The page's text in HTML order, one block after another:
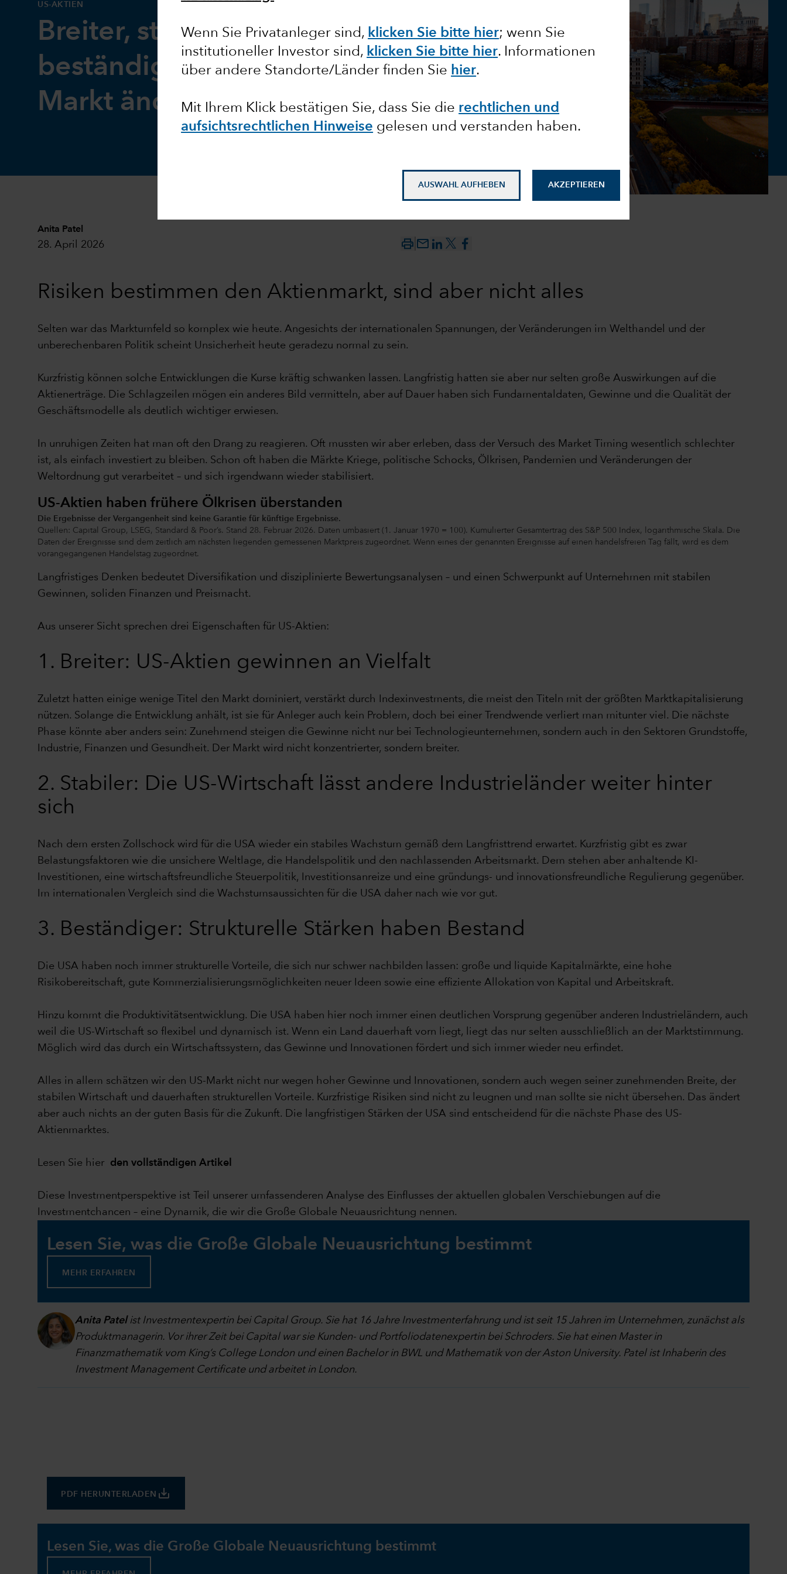
Wenn Sie Privatanleger sind, klicken Sie bitte hier; wenn Sie
institutioneller Investor sind, klicken Sie bitte hier. Informationen
über andere Standorte/Länder finden Sie hier.
Mit Ihrem Klick bestätigen Sie, dass Sie die rechtlichen und
aufsichtsrechtlichen Hinweise gelesen und verstanden haben.
AUSWAHL AUFHEBEN AKZEPTIEREN
US-AKTIEN
Breiter, stabiler,
beständiger: Der US-
Markt ändert sich
Anita Patel
28. April 2026 mail_outline
Risiken bestimmen den Aktienmarkt, sind aber nicht alles
Selten war das Marktumfeld so komplex wie heute. Angesichts der internationalen Spannungen, der Veränderungen im Welthandel und der
unberechenbaren Politik scheint Unsicherheit heute geradezu normal zu sein.
Kurzfristig können solche Entwicklungen die Kurse kräftig schwanken lassen. Langfristig hatten sie aber nur selten große Auswirkungen auf die
Aktienerträge. Die Schlagzeilen mögen ein anderes Bild vermitteln, aber auf Dauer haben sich Fundamentaldaten, Gewinne und die Qualität der
Geschäftsmodelle als deutlich wichtiger erwiesen.
In unruhigen Zeiten hat man oft den Drang zu reagieren. Oft mussten wir aber erleben, dass der Versuch des Market Timing wesentlich schlechter
ist, als einfach investiert zu bleiben. Schon oft haben die Märkte Kriege, politische Schocks, Ölkrisen, Pandemien und Veränderungen der
Weltordnung gut verarbeitet – und sich irgendwann wieder stabilisiert.
US-Aktien haben frühere Ölkrisen überstanden
Die Ergebnisse der Vergangenheit sind keine Garantie für künftige Ergebnisse.
Quellen: Capital Group, LSEG, Standard & Poor’s. Stand 28. Februar 2026. Daten umbasiert (1. Januar 1970 = 100). Kumulierter Gesamtertrag des S&P 500 Index, logarithmische Skala. Die
Daten der Ereignisse sind dem zeitlich am nächsten liegenden gemessenen Marktpreis zugeordnet. Wenn eines der genannten Ereignisse auf einen handelsfreien Tag fällt, wird es dem
vorangegangenen Handelstag zugeordnet.
Langfristiges Denken bedeutet Diversifikation und disziplinierte Bewertungsanalysen – und einen Schwerpunkt auf Unternehmen mit stabilen
Gewinnen, soliden Finanzen und Preismacht.
Aus unserer Sicht sprechen drei Eigenschaften für US-Aktien:
1. Breiter: US-Aktien gewinnen an Vielfalt
Zuletzt hatten einige wenige Titel den Markt dominiert, verstärkt durch Indexinvestments, die meist den Titeln mit der größten Marktkapitalisierung
nützen. Solange die Entwicklung anhält, ist sie für Anleger auch kein Problem, doch bei einer Trendwende verliert man mitunter viel. Die nächste
Phase könnte aber anders sein: Zunehmend steigen die Gewinne nicht nur bei Technologieunternehmen, sondern auch in den Sektoren Grundstoffe,
Industrie, Finanzen und Gesundheit. Der Markt wird nicht konzentrierter, sondern breiter.
2. Stabiler: Die US-Wirtschaft lässt andere Industrieländer weiter hinter
sich
Nach dem ersten Zollschock wird für die USA wieder ein stabiles Wachstum gemäß dem Langfristtrend erwartet. Kurzfristig gibt es zwar
Belastungsfaktoren wie die unsichere Weltlage, die Handelspolitik und den nachlassenden Arbeitsmarkt. Dem stehen aber anhaltende KI-
Investitionen, eine wirtschaftsfreundliche Steuerpolitik, Investitionsanreize und eine gründungs- und innovationsfreundliche Regulierung gegenüber.
Im internationalen Vergleich sind die Wachstumsaussichten für die USA daher nach wie vor gut.
3. Beständiger: Strukturelle Stärken haben Bestand
Die USA haben noch immer strukturelle Vorteile, die sich nur schwer nachbilden lassen: große und liquide Kapitalmärkte, eine hohe
Risikobereitschaft, gute Kommerzialisierungsmöglichkeiten neuer Ideen sowie eine effiziente Allokation von Kapital und Arbeitskraft.
Hinzu kommt die Produktivitätsentwicklung. Die USA haben hier noch immer einen deutlichen Vorsprung gegenüber anderen Industrieländern, auch
weil die US-Wirtschaft so flexibel und dynamisch ist. Wenn ein Land dauerhaft vorn liegt, liegt das nur selten ausschließlich an der Marktstimmung.
Möglich wird das durch ein Wirtschaftssystem, das Gewinne und Innovationen fördert und sich immer wieder neu erfindet.
Alles in allem schätzen wir den US-Markt nicht nur wegen hoher Gewinne und Innovationen, sondern auch wegen seiner zunehmenden Breite, der
stabilen Wirtschaft und dauerhaften strukturellen Vorteile. Kurzfristige Risiken sind nicht zu leugnen und man sollte sie nicht übersehen. Das ändert
aber auch nichts an der guten Basis für die Zukunft. Die langfristigen Stärken der USA sind entscheidend für die nächste Phase des US-
Aktienmarktes.
Lesen Sie hier den vollständigen Artikel
Diese Investmentperspektive ist Teil unserer umfassenderen Analyse des Einflusses der aktuellen globalen Verschiebungen auf die
Investmentchancen – eine Dynamik, die wir die Große Globale Neuausrichtung nennen.
Lesen Sie, was die Große Globale Neuausrichtung bestimmt
MEHR ERFAHREN
Anita Patel ist Investmentexpertin bei Capital Group. Sie hat 16 Jahre Investmenterfahrung und ist seit 15 Jahren im Unternehmen, zunächst als
Produktmanagerin. Vor ihrer Zeit bei Capital war sie Kunden- und Portfoliodatenexpertin bei Schroders. Sie hat einen Master in
Finanzmathematik vom King’s College London und einen Bachelor in BWL und Mathematik von der Aston University. Patel ist Inhaberin des
Investment Management Certificate und arbeitet in London.
PDF HERUNTERLADEN save_alt
Lesen Sie, was die Große Globale Neuausrichtung bestimmt